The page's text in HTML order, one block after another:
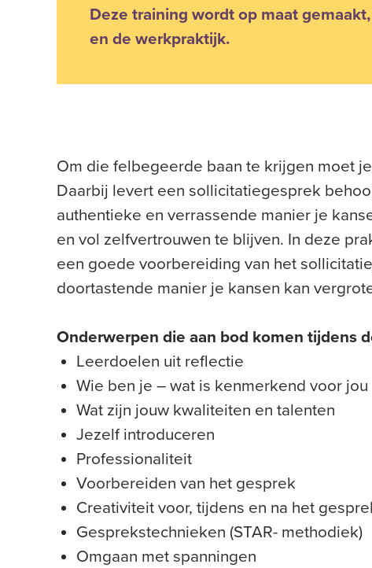
Deze training wordt op maat
en de werkpraktijk.
Om die felbegeerde baan te krijgen moet
Daarbij levert een sollicitatiegesprek
authentieke en verrassende manier je
en vol zelfvertrouwen te blijven. In deze
een goede voorbereiding van het
doortastende manier je kansen kan
Onderwerpen die aan bod komen tijdens
Leerdoelen uit reflectie
Wie ben je – wat is kenmerkend voor jou
Wat zijn jouw kwaliteiten en talenten
Jezelf introduceren
Professionaliteit
Voorbereiden van het gesprek
Creativiteit voor, tijdens en na het
Gesprekstechnieken (STAR- methodiek)
Omgaan met spanningen